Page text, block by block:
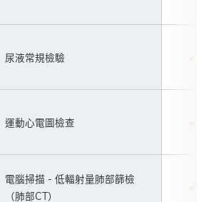
尿液常規檢驗 ✔
運動心電圖檢查 ✔
電腦掃描 - 低輻射量肺部篩檢
（肺部CT）
✔